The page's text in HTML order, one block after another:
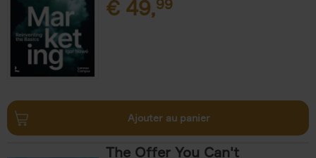
€ 49,99
Ajouter au panier
The Offer You Can't